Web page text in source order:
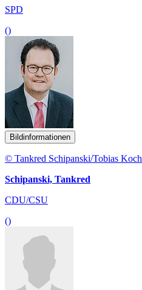
SPD
()
Bildinformationen
© Tankred Schipanski/Tobias Koch
Schipanski, Tankred
CDU/CSU
()